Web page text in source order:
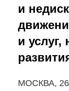
и
и
МОСКВА, 26